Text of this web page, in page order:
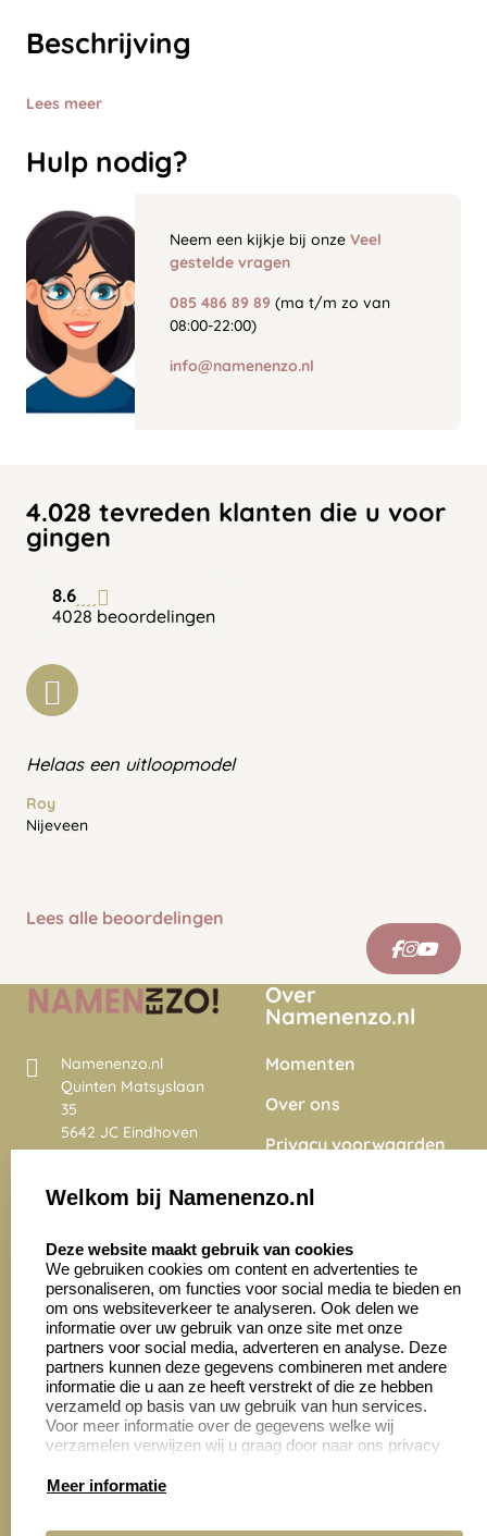
Beschrijving
Lees meer
Hulp nodig?
Neem een kijkje bij onze Veel
gestelde vragen
085 486 89 89 (ma t/m zo van
08:00-22:00)
info@namenenzo.nl
4.028 tevreden klanten die u voor
gingen
8.6
4028 beoordelingen
Helaas een uitloopmodel
Roy
Nijeveen
Lees alle beoordelingen
Namenenzo.nl
Quinten Matsyslaan
35
5642 JC Eindhoven
Nederland
4028 beoordelingen
Over
Namenenzo.nl
Momenten
Over ons
Privacy voorwaarden
Onze vacatures
Zakelijk:
Aanvraag op maat
Cadeaubonnen
Klantenservice:
Contact opnemen
Veelgestelde vragen
Retourneren
Welkom bij Namenenzo.nl
Deze website maakt gebruik van cookies
We gebruiken cookies om content en advertenties te
personaliseren, om functies voor social media te bieden en
om ons websiteverkeer te analyseren. Ook delen we
informatie over uw gebruik van onze site met onze
partners voor social media, adverteren en analyse. Deze
partners kunnen deze gegevens combineren met andere
informatie die u aan ze heeft verstrekt of die ze hebben
verzameld op basis van uw gebruik van hun services.
Voor meer informatie over de gegevens welke wij
verzamelen verwijzen wij u graag door naar ons privacy
Meer informatie